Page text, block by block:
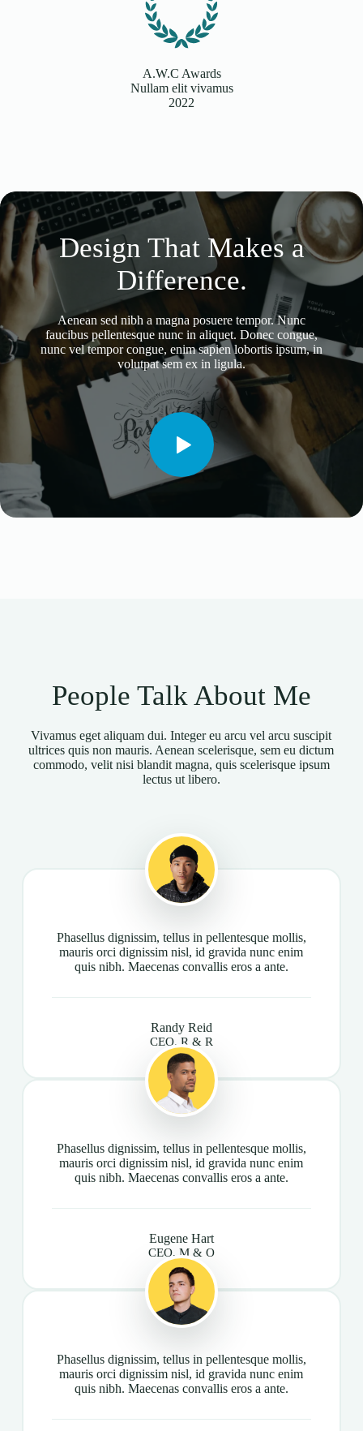
A.W.C Awards
Nullam elit vivamus
2022
Design That Makes a
Difference.
Aenean sed nibh a magna posuere tempor. Nunc
faucibus pellentesque nunc in aliquet. Donec congue,
nunc vel tempor congue, enim sapien lobortis ipsum, in
volutpat sem ex in ligula.
People Talk About Me
Vivamus eget aliquam dui. Integer eu arcu vel arcu suscipit
ultrices quis non mauris. Aenean scelerisque, sem eu dictum
commodo, velit nisi blandit magna, quis scelerisque ipsum
lectus ut libero.
Phasellus dignissim, tellus in pellentesque mollis,
mauris orci dignissim nisl, id gravida nunc enim
quis nibh. Maecenas convallis eros a ante.
Randy Reid
CEO, R & R
Phasellus dignissim, tellus in pellentesque mollis,
mauris orci dignissim nisl, id gravida nunc enim
quis nibh. Maecenas convallis eros a ante.
Eugene Hart
CEO, M & O
Phasellus dignissim, tellus in pellentesque mollis,
mauris orci dignissim nisl, id gravida nunc enim
quis nibh. Maecenas convallis eros a ante.